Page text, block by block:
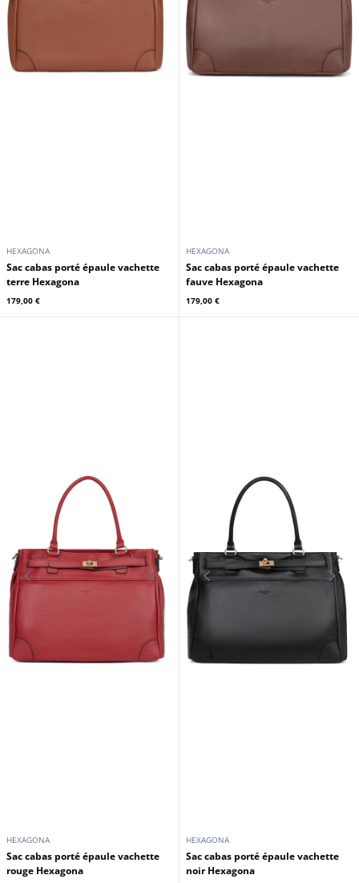
HEXAGONA
Sac cabas porté épaule vachette
terre Hexagona
179,00 €
HEXAGONA
Sac cabas porté épaule vachette
fauve Hexagona
179,00 €
HEXAGONA
Sac cabas porté épaule vachette
rouge Hexagona
HEXAGONA
Sac cabas porté épaule vachette
noir Hexagona